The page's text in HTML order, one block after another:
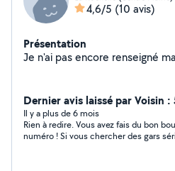
4,6/5 (10 avis)
Présentation
Dernier avis laissé par Voisin
Il y a plus de 6 mois
Rien à redire. Vous avez fais du bon
numéro ! Si vous chercher des gars sérieux et travailleur qui